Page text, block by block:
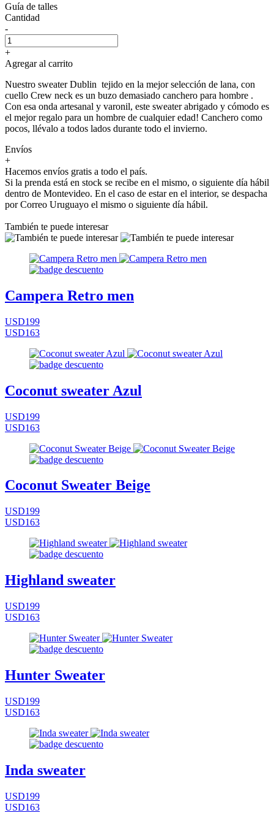
Guía de talles
Cantidad
-
+
Agregar al carrito
Nuestro sweater Dublin tejido en la mejor selección de lana, con
cuello Crew neck es un buzo demasiado canchero para hombre .
Con esa onda artesanal y varonil, este sweater abrigado y cómodo es
el mejor regalo para un hombre de cualquier edad! Canchero como
pocos, llévalo a todos lados durante todo el invierno.
Envíos
+
Hacemos envíos gratis a todo el país.
Si la prenda está en stock se recibe en el mismo, o siguiente día hábil
dentro de Montevideo. En el caso de estar en el interior, se despacha
por Correo Uruguayo el mismo o siguiente día hábil.
También te puede interesar
Campera Retro men
USD199
USD163
Coconut sweater Azul
USD199
USD163
Coconut Sweater Beige
USD199
USD163
Highland sweater
USD199
USD163
Hunter Sweater
USD199
USD163
Inda sweater
USD199
USD163